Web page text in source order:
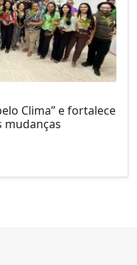
Clima” e fortalece
mudanças